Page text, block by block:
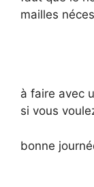
mailles
à faire avec
si vous
bonne